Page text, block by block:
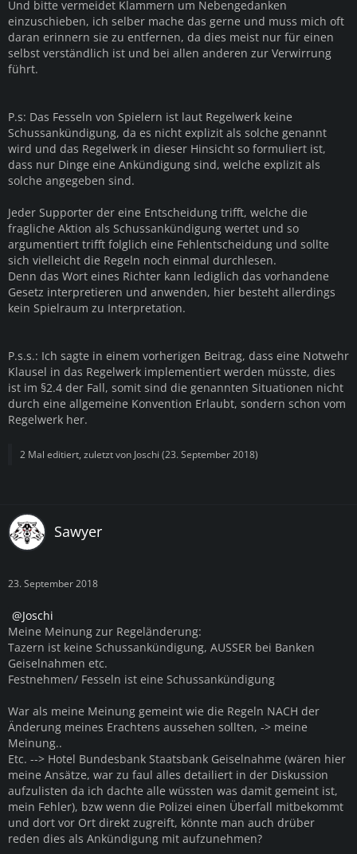
Und bitte vermeidet Klammern um Nebengedanken
einzuschieben, ich selber mache das gerne und muss mich oft
daran erinnern sie zu entfernen, da dies meist nur für einen
selbst verständlich ist und bei allen anderen zur Verwirrung
führt.
P.s: Das Fesseln von Spielern ist laut Regelwerk keine
Schussankündigung, da es nicht explizit als solche genannt
wird und das Regelwerk in dieser Hinsicht so formuliert ist,
dass nur Dinge eine Ankündigung sind, welche explizit als
solche angegeben sind.
Jeder Supporter der eine Entscheidung trifft, welche die
fragliche Aktion als Schussankündigung wertet und so
argumentiert trifft folglich eine Fehlentscheidung und sollte
sich vielleicht die Regeln noch einmal durchlesen.
Denn das Wort eines Richter kann lediglich das vorhandene
Gesetz interpretieren und anwenden, hier besteht allerdings
kein Spielraum zu Interpretation.
P.s.s.: Ich sagte in einem vorherigen Beitrag, dass eine Notwehr
Klausel in das Regelwerk implementiert werden müsste, dies
ist im §2.4 der Fall, somit sind die genannten Situationen nicht
durch eine allgemeine Konvention Erlaubt, sondern schon vom
Regelwerk her.
2 Mal editiert, zuletzt von Joschi (23. September 2018)
Sawyer
23. September 2018
Joschi
Meine Meinung zur Regeländerung:
Tazern ist keine Schussankündigung, AUSSER bei Banken
Geiselnahmen etc.
Festnehmen/ Fesseln ist eine Schussankündigung
War als meine Meinung gemeint wie die Regeln NACH der
Änderung meines Erachtens aussehen sollten, -> meine
Meinung..
Etc. --> Hotel Bundesbank Staatsbank Geiselnahme (wären hier
meine Ansätze, war zu faul alles detailiert in der Diskussion
aufzulisten da ich dachte alle wüssten was damit gemeint ist,
mein Fehler), bzw wenn die Polizei einen Überfall mitbekommt
und dort vor Ort direkt zugreift, könnte man auch drüber
reden dies als Ankündigung mit aufzunehmen?